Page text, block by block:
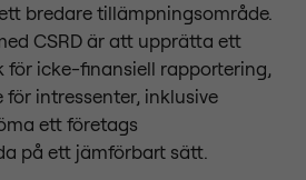
bredare tillämpningsområde.
CSRD är att upprätta ett
för icke-finansiell rapportering,
intressenter, inklusive
ett företags
på ett jämförbart sätt.